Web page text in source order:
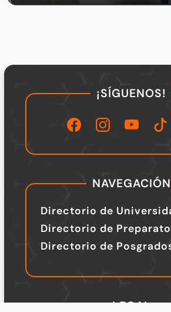
¡SÍGUENOS!
NAVEGACIÓN
Directorio de
Directorio de
Directorio de
LEGAL